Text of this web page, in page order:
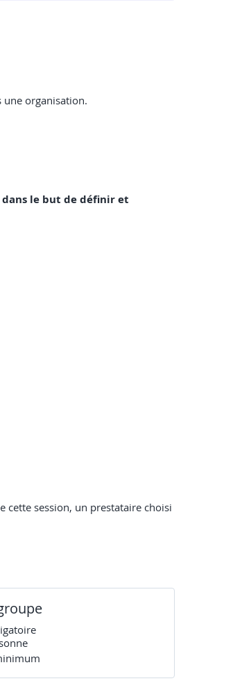
une organisation.
dans le but de définir et
cette session, un prestataire choisi